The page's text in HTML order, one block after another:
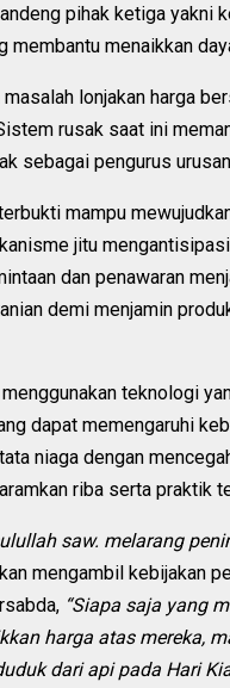
pihak ketiga yakni
menaikkan
lonjakan harga
rusak saat ini
sebagai pengurus
mampu
jitu
dan penawaran
demi menjamin
teknologi
dapat memengaruhi
niaga dengan
riba serta praktik
saw. melarang
mengambil kebijakan
“Siapa saja yang
harga atas mereka,
dari api pada Hari